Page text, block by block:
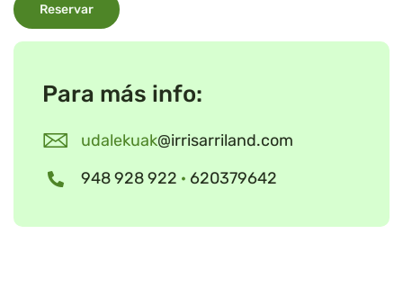
Reservar
Para más info:
udalekuak@irrisarriland.com
948 928 922 · 620379642